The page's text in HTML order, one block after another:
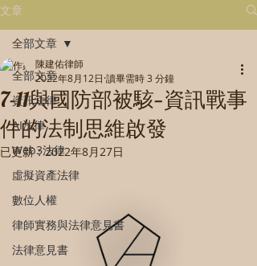
文章
全部文章
資訊法律
AI法律
Web3法律
虛擬資產法律
數位人權
律師實務與法律意見書
法律意見書
全部文章
7-11與國防部被駭—資訊戰事
件的法制思維啟發
陳建佑律師
2022年8月12日 讀畢需時 3 分鐘
已更新：2022年8月27日